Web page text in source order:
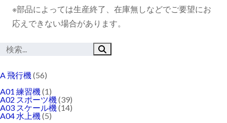
※部品によっては生産終了、在庫無しなどでご要望にお
応えできない場合があります。
A 飛行機(56)
A01 練習機(1)
A02 スポーツ機(39)
A03 スケール機(14)
A04 水上機(5)